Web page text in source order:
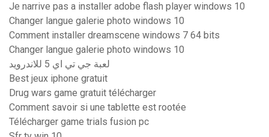
Je narrive pas a installer adobe flash player windows 10
Changer langue galerie photo windows 10
Comment installer dreamscene windows 7 64 bits
Changer langue galerie photo windows 10
لعبة جي تي اي 5 للاندرويد
Best jeux iphone gratuit
Drug wars game gratuit télécharger
Comment savoir si une tablette est rootée
Télécharger game trials fusion pc